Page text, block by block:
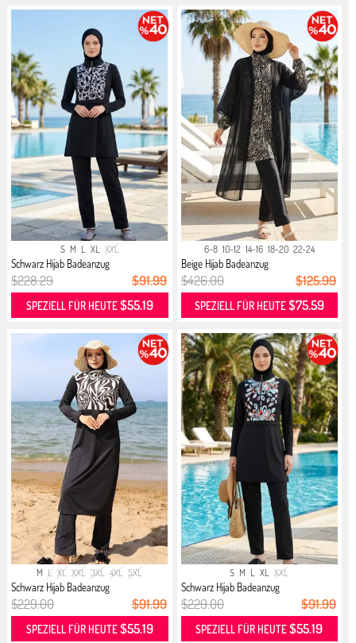
S M L XL XXL
Schwarz Hijab Badeanzug
$228.29 $91.99
SPEZIELL FÜR HEUTE$55.19
6-8 10-12 14-16 18-20 22-24
Beige Hijab Badeanzug
$426.00 $125.99
SPEZIELL FÜR HEUTE$75.59
M L XL XXL 3XL 4XL 5XL
Schwarz Hijab Badeanzug
$229.00 $91.99
SPEZIELL FÜR HEUTE$55.19
S M L XL XXL
Schwarz Hijab Badeanzug
$229.00 $91.99
SPEZIELL FÜR HEUTE$55.19